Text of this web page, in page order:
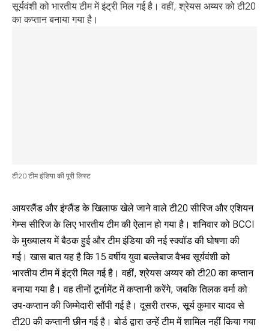
सूर्यवंशी को भारतीय टीम में इंट्री मिल गई है। वहीं, श्रेयस अय्यर को टी20
का कप्तान बनाया गया है।
टी20 टीम इंडिया की पूरी लिस्ट
आयरलैंड और इंग्लैंड के खिलाफ खेले जाने वाले टी20 सीरिज और एशियन
गेम्स सीरिज के लिए भारतीय टीम की ऐलान हो गया है। शनिवार को BCCI
के मुख्यालय में बैठक हुई और टीम इंडिया की नई स्क्वॉड की घोषणा की
गई। खास बात यह है कि 15 वर्षीय युवा बल्लेबाज वैभव सूर्यवंशी को
भारतीय टीम में इंट्री मिल गई है। वहीं, श्रेयस अय्यर को टी20 का कप्तान
बनाया गया है। वह तीनों टूर्नामेंट में कप्तानी करेंगे, जबकि तिलक वर्मा को
उप-कप्तान की जिम्मेदारी सौंपी गई है। दूसरी तरफ, सूर्य कुमार यादव से
टी20 की कप्तानी छीन गई है। बोर्ड द्वारा उन्हें टीम में शामिल नहीं किया गया